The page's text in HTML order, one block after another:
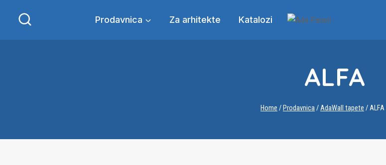
Prodavnica Za arhitekte Katalozi
ALFA
Home / Prodavnica/AdaWall tapete /ALFA